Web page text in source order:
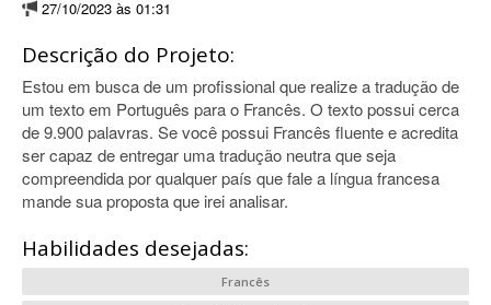
27/10/2023 às 01:31
Descrição do Projeto:
Estou em busca de um profissional que realize a tradução de
um texto em Português para o Francês. O texto possui cerca
de 9.900 palavras. Se você possui Francês fluente e acredita
ser capaz de entregar uma tradução neutra que seja
compreendida por qualquer país que fale a língua francesa
mande sua proposta que irei analisar.
Habilidades desejadas:
Francês